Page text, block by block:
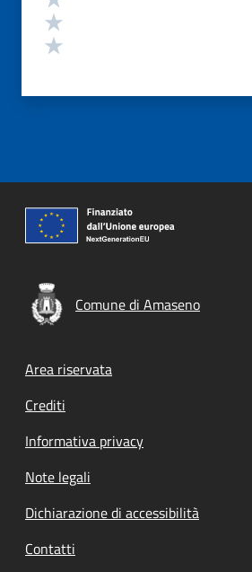
Comune di Amaseno
Footer menu
Area riservata
Crediti
Informativa privacy
Note legali
Dichiarazione di accessibilità
Contatti